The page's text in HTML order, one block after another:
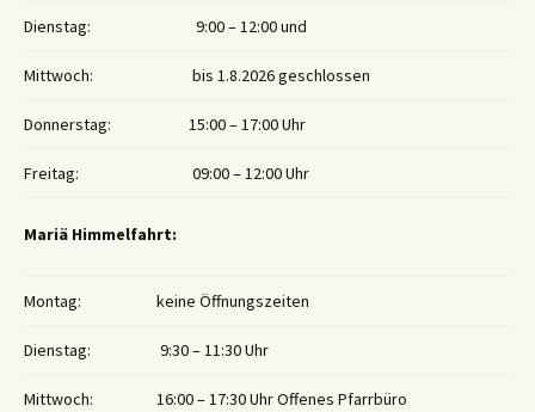
Dienstag: 9:00 – 12:00 und
Mittwoch: bis 1.8.2026 geschlossen
Donnerstag: 15:00 – 17:00 Uhr
Freitag: 09:00 – 12:00 Uhr
Mariä Himmelfahrt:
Montag: keine Öffnungszeiten
Dienstag: 9:30 – 11:30 Uhr
Mittwoch: 16:00 – 17:30 Uhr Offenes Pfarrbüro